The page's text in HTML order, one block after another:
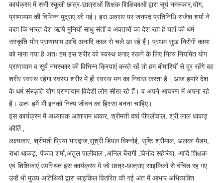
गई।
कार्यक्रम में सभी स्कूली छात्र-छात्राओं शिक्षक शिक्षिकाओं द्वारा सूर्य नमस्कार,योग,
प्राणायाम की विभिन्न मुद्राएं की गई। इस अवसर पर जनपद प्रतिनिधि राजेश शर्मा ने
कहा कि भारत देश ऋषि मुनियों साधु संतों व अवतारों का देश रहा है यहां की धर्म
संस्कृति योग प्राणायाम आदि अनादि काल से चले आ रहे हैं। प्रथम सुख निरोगी काया
को माना गया है अतः हम इस शरीर को स्वस्थ बनाए रखने के लिए नित्य नियमित योग
प्राणायाम व सूर्य नमस्कार की विभिन्न क्रियाएं करते रहें तो हम बीमारियों से दूर रहेंगे वह
शरीर स्वस्थ रहेगा स्वस्थ शरीर में ही स्वस्थ मन का निवास करता है। आज हमारे देश
के धर्म संस्कृति योग प्राणायाम विदेशी लोग सीख रहे हैं। व अपने आचरण में अपना रहे
हैं। अतः हमें भी इनको नित्य जीवन का हिस्सा बनना चाहिए।
इस कार्यक्रम में अध्यापक आशाराम धाकर, श्रीमती वर्षा पीपलीवाल, श्री लाल धाकड़
कीर्ति ,
लक्ष्यकार, श्रीमती प्रिया भारद्वाज,सुश्री डिंपल बिश्नोई, सृष्टि श्रीमाल, अलका मैडम,
राधा धाकड़, पंकज शर्मा,अतुल पालीवाल ,अनिल बैरागी ,विनोद सहेरिया, आदि शिक्षक
एवं शिक्षिकाएं उपस्थित इस कार्यक्रम में जो छात्र-छात्राएं साइकिलों से वंचित रह गए
उन्हें भी मुख्य अतिथियों द्वारा साइकिल वितरित की गई अंत में आभार अभिव्यक्ति